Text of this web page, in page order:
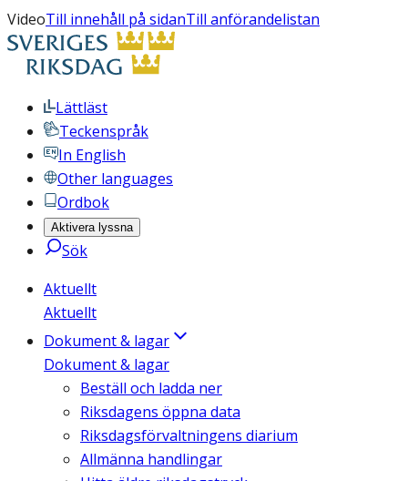
VideoTill innehåll på sidanTill anförandelistan
Lättläst
Teckenspråk
In English
Other languages
Ordbok
Aktivera lyssna
Sök
Aktuellt
Aktuellt
Dokument & lagar
Dokument & lagar
Beställ och ladda ner
Riksdagens öppna data
Riksdagsförvaltningens diarium
Allmänna handlingar